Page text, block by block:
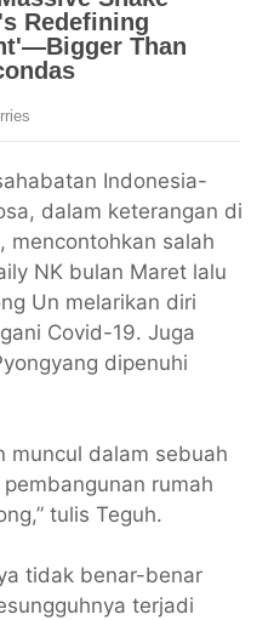
Indonesia-
dalam keterangan di
mencontohkan salah
NK bulan Maret lalu
Un melarikan diri
Covid-19. Juga
dipenuhi
muncul dalam sebuah
rumah
tulis Teguh.
tidak benar-benar
terjadi